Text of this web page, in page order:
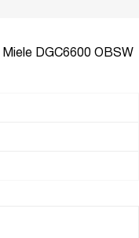
Miele DGC6600 OBSW